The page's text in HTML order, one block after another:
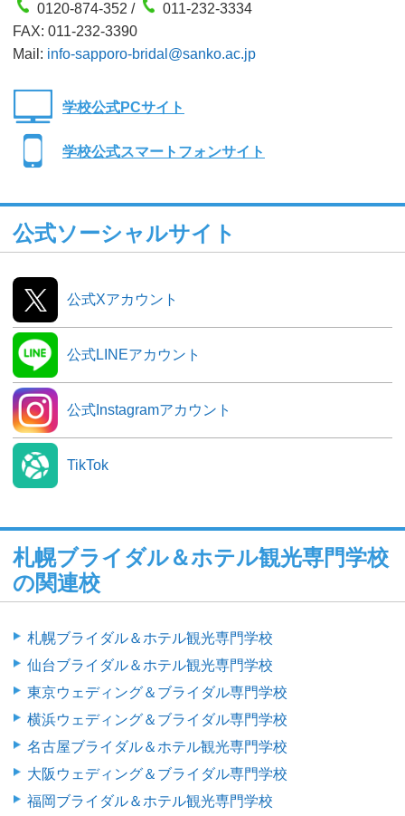
0120-874-352 /
011-232-3334
FAX: 011-232-3390
Mail: info-sapporo-bridal@sanko.ac.jp
学校公式PCサイト
学校公式スマートフォンサイト
公式ソーシャルサイト
公式Xアカウント
公式LINEアカウント
公式Instagramアカウント
TikTok
札幌ブライダル＆ホテル観光専門学校
の関連校
札幌ブライダル＆ホテル観光専門学校
仙台ブライダル＆ホテル観光専門学校
東京ウェディング＆ブライダル専門学校
横浜ウェディング＆ブライダル専門学校
名古屋ブライダル＆ホテル観光専門学校
大阪ウェディング＆ブライダル専門学校
福岡ブライダル＆ホテル観光専門学校